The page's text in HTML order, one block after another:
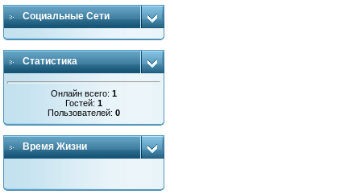
Социальные Сети
Статистика
Онлайн всего:1
Гостей:1
Пользователей:0
Время Жизни